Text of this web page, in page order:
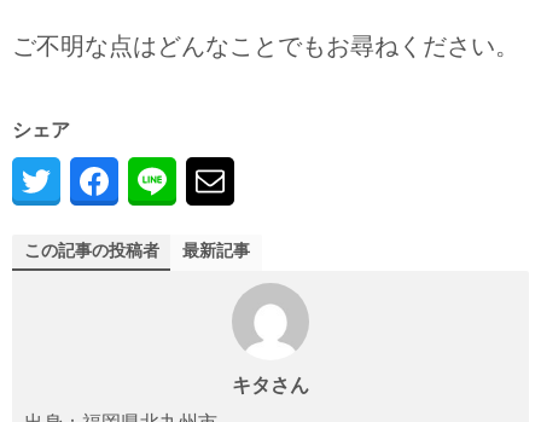
ご不明な点はどんなことでもお尋ねください。
シェア
この記事の投稿者 最新記事
キタさん